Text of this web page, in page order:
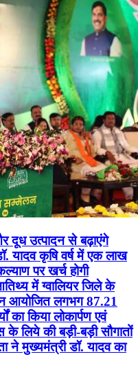
दूध उत्पादन से बढ़ाएंगे
यादव कृषि वर्ष में एक लाख
पर खर्च होगी
में ग्वालियर जिले के
आयोजित लगभग 87.21
का किया लोकार्पण एवं
लिये की बड़ी-बड़ी सौगातों
ने मुख्यमंत्री डॉ. यादव का